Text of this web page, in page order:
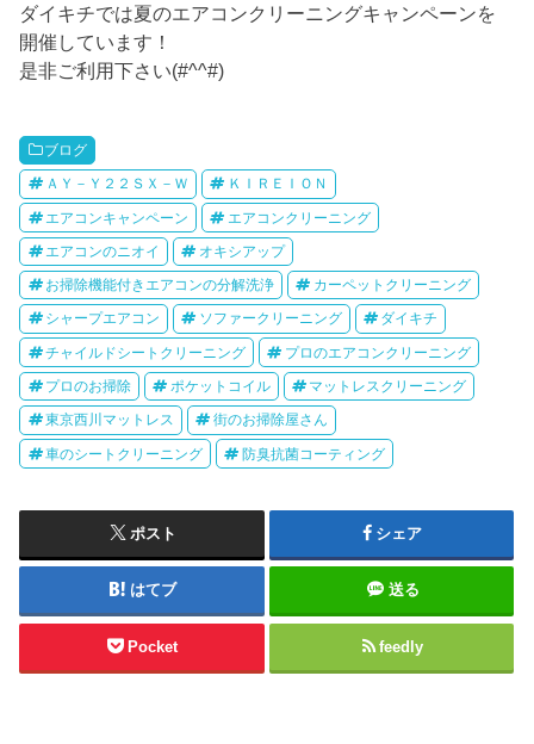
ダイキチでは夏のエアコンクリーニングキャンペーンを
開催しています！
是非ご利用下さい(#^^#)
ブログ
ＡＹ－Ｙ２２ＳＸ－Ｗ ＫＩＲＥＩＯＮ
エアコンキャンペーン エアコンクリーニング
エアコンのニオイ オキシアップ
お掃除機能付きエアコンの分解洗浄 カーペットクリーニング
シャープエアコン ソファークリーニング ダイキチ
チャイルドシートクリーニング プロのエアコンクリーニング
プロのお掃除 ポケットコイル マットレスクリーニング
東京西川マットレス 街のお掃除屋さん
車のシートクリーニング 防臭抗菌コーティング
ポスト シェア
はてブ 送る
Pocket feedly